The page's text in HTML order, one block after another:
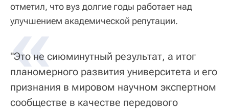
отметил, что вуз долгие годы работает над
улучшением академической репутации.
«
"Это не сиюминутный результат, а итог
планомерного развития университета и его
признания в мировом научном экспертном
сообществе в качестве передового